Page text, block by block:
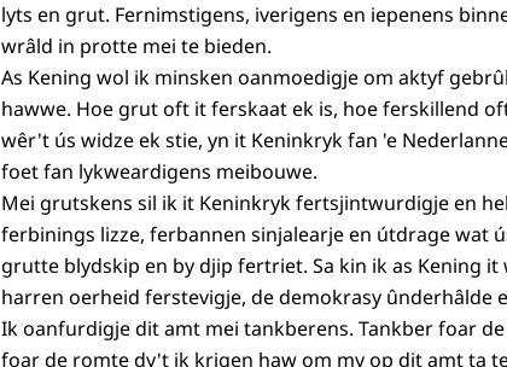
lyts en grut. Fernimstigens, iverigens en iepenens
wrâld in protte mei te bieden.
As Kening wol ik minsken oanmoedigje om aktyf
hawwe. Hoe grut oft it ferskaat ek is, hoe ferskillend
wêr't ús widze ek stie, yn it Keninkryk fan 'e
foet fan lykweardigens meibouwe.
Mei grutskens sil ik it Keninkryk fertsjintwurdigje en
ferbinings lizze, ferbannen sinjalearje en útdrage wat
grutte blydskip en by djip fertriet. Sa kin ik as Kening
harren oerheid ferstevigje, de demokrasy ûnderhâlde
Ik oanfurdigje dit amt mei tankberens. Tankber foar
foar de romte dy't ik krigen haw om my op dit amt ta